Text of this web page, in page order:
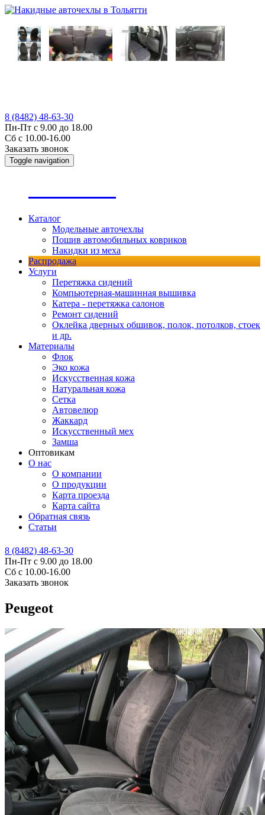
8 (8482) 48-63-30
Пн-Пт с 9.00 до 18.00
Сб с 10.00-16.00
Заказать звонок
Toggle navigation
Каталог
Модельные авточехлы
Пошив автомобильных ковриков
Накидки из меха
Распродажа
Услуги
Перетяжка сидений
Компьютерная-машинная вышивка
Катера - перетяжка салонов
Ремонт сидений
Оклейка дверных обшивок, полок, потолков, стоек
и др.
Материалы
Флок
Эко кожа
Искусственная кожа
Натуральная кожа
Сетка
Автовелюр
Жаккард
Искусственный мех
Замша
Оптовикам
О нас
О компании
О продукции
Карта проезда
Карта сайта
Обратная связь
Статьи
8 (8482) 48-63-30
Пн-Пт с 9.00 до 18.00
Сб с 10.00-16.00
Заказать звонок
Peugeot